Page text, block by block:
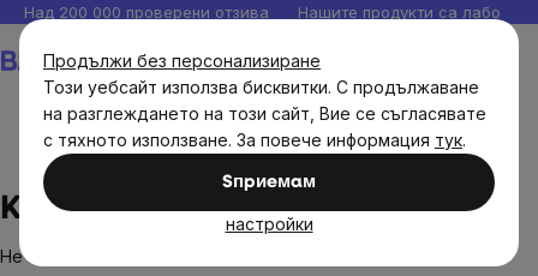
Продължи без персонализиране
Този уебсайт използва бисквитки. С продължаване
на разглеждането на този сайт, Вие се съгласявате
с тяхното използване. За повече информация тук.
Sпpиeмaм
настройки
Прескочи
към
съдържанието
Над 200 000 проверени отзива Нашите продукти са
Kimicar
Не са намерени стоки на марката